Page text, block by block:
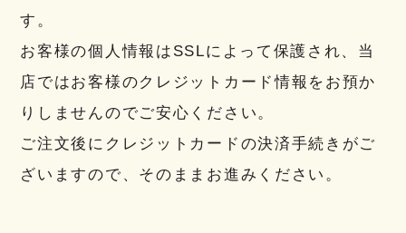
す。
お客様の個人情報はSSLによって保護され、当
店ではお客様のクレジットカード情報をお預か
りしませんのでご安心ください。
ご注文後にクレジットカードの決済手続きがご
ざいますので、そのままお進みください。